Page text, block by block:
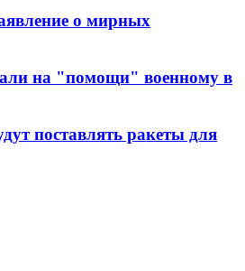
о мирных
на "помощи" военному в
поставлять ракеты для